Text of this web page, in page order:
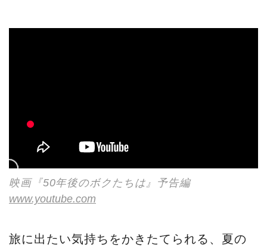
映画『50年後のボクたちは』予告編
www.youtube.com
旅に出たい気持ちをかきたてられる、夏の